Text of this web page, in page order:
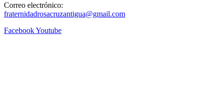
Correo electrónico:
fraternidadrosacruzantigua@gmail.com
FacebookYoutube